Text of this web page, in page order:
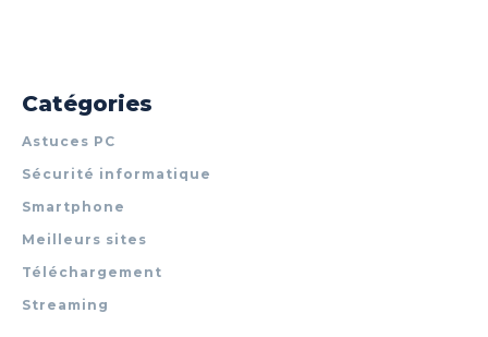
Catégories
Astuces PC
Sécurité informatique
Smartphone
Meilleurs sites
Téléchargement
Streaming